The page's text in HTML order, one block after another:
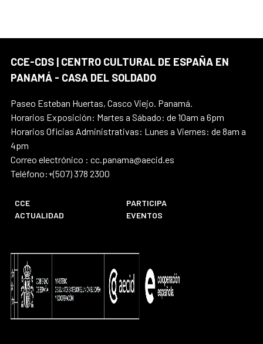
CCE-CDS | CENTRO CULTURAL DE ESPAÑA EN
PANAMÁ - CASA DEL SOLDADO
Paseo Esteban Huertas, Casco Viejo. Panamá.
Horarios Exposición: Martes a Sábado: de 10am a 6pm
Horarios Oficias Administrativas: Lunes a Viernes: de 8am a
4pm
Correo electrónico : cc.panama@aecid.es
Teléfono:+(507) 378 2300
CCE
PARTICIPA
ACTUALIDAD
EVENTOS